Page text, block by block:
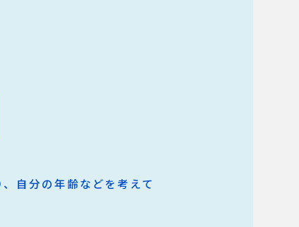
自分の年齢などを考えて